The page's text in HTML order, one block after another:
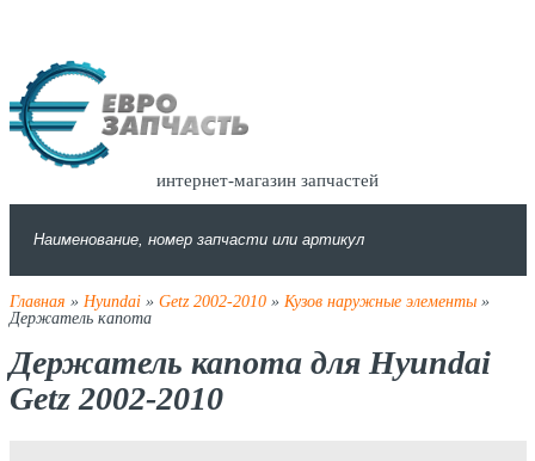
интернет-магазин запчастей
Главная » Hyundai» Getz 2002-2010» Кузов наружные элементы»
Держатель капота
Держатель капота для Hyundai
Getz 2002-2010